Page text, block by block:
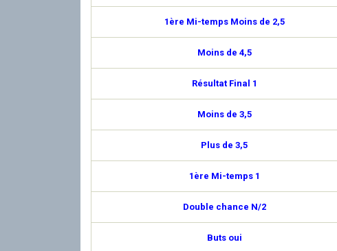
1ère Mi-temps Moins de 2,5
Moins de 4,5
Résultat Final 1
Moins de 3,5
Plus de 3,5
1ère Mi-temps 1
Double chance N/2
Buts oui